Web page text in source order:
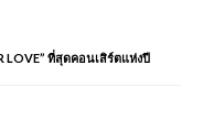
LOVE” ที่สุดคอนเสิร์ตแห่งปี